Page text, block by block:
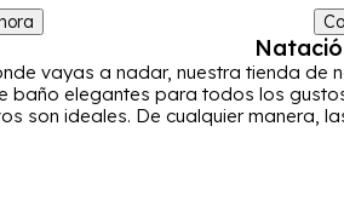
vayas a nadar, nuestra tienda de
baño elegantes para todos los
son ideales. De cualquier manera,